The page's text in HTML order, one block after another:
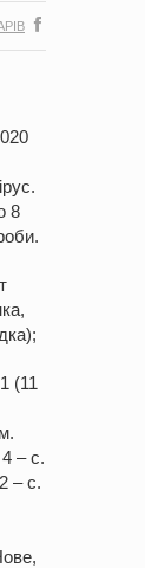
8
(11
– с.
– с.